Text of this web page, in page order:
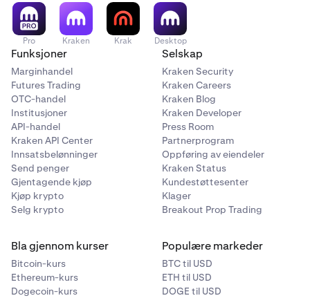
Pro Kraken Krak Desktop
Funksjoner
Marginhandel
Futures Trading
OTC-handel
Institusjoner
API-handel
Kraken API Center
Innsatsbelønninger
Send penger
Gjentagende kjøp
Kjøp krypto
Selg krypto
Selskap
Kraken Security
Kraken Careers
Kraken Blog
Kraken Developer
Press Room
Partnerprogram
Oppføring av eiendeler
Kraken Status
Kundestøttesenter
Klager
Breakout Prop Trading
Bla gjennom kurser
Bitcoin-kurs
Ethereum-kurs
Dogecoin-kurs
Populære markeder
BTC til USD
ETH til USD
DOGE til USD